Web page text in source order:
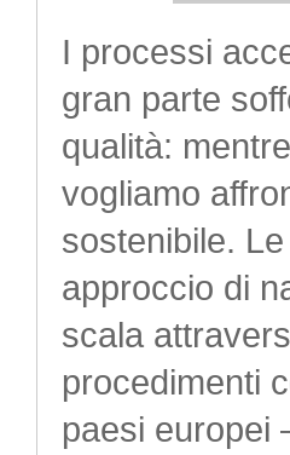
I processi
gran parte
qualità:
vogliamo
sostenibile.
approccio di
scala
procedimenti
paesi europei